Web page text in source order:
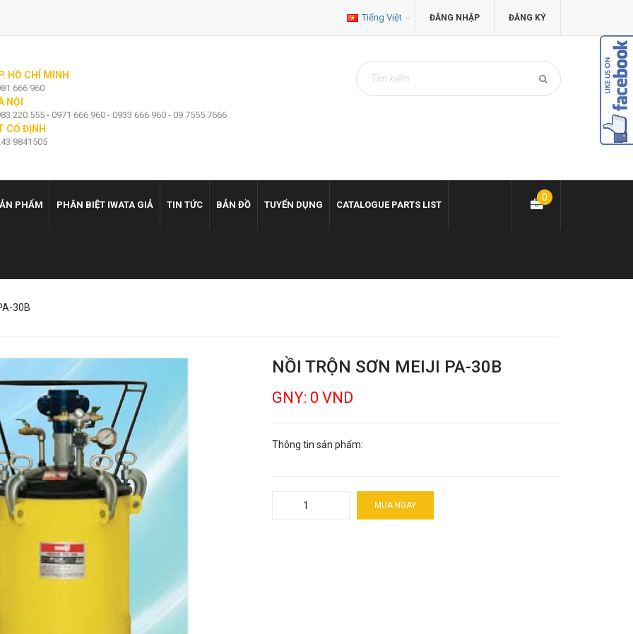
ĐĂNG NHẬP ĐĂNG KÝ
Tiếng Việt
HỒ CHÍ MINH
666 960
NỘI
220 555 - 0971 666 960 - 0933 666 960 - 09 7555 7666
CỐ ĐỊNH
9841505
PHẨM PHÂN BIỆT IWATA GIẢ TIN TỨC BẢN ĐỒ TUYỂN DỤNG CATALOGUE PARTS LIST
0
30B
NỒI TRỘN SƠN MEIJI PA-30B
GNY: 0 VND
Thông tin sản phẩm:
MUA NGAY